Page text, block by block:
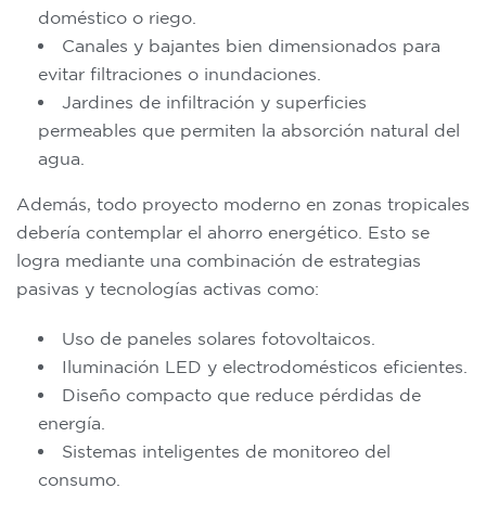
doméstico o riego.
Canales y bajantes bien dimensionados para
evitar filtraciones o inundaciones.
Jardines de infiltración y superficies
permeables que permiten la absorción natural del
agua.
Además, todo proyecto moderno en zonas tropicales
debería contemplar el ahorro energético. Esto se
logra mediante una combinación de estrategias
pasivas y tecnologías activas como:
Uso de paneles solares fotovoltaicos.
Iluminación LED y electrodomésticos eficientes.
Diseño compacto que reduce pérdidas de
energía.
Sistemas inteligentes de monitoreo del
consumo.